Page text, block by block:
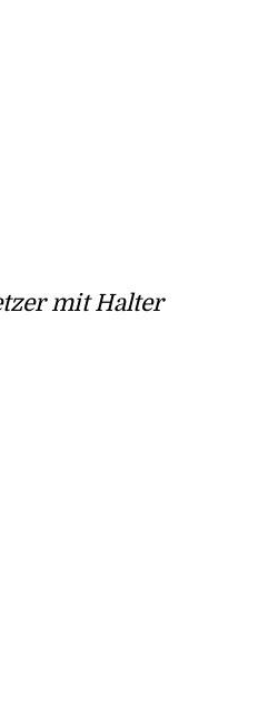
mit Halter